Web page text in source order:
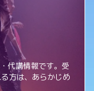
代講情報です。受
方は、あらかじめ